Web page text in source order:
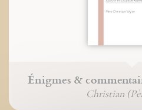
Énigmes &
Christian